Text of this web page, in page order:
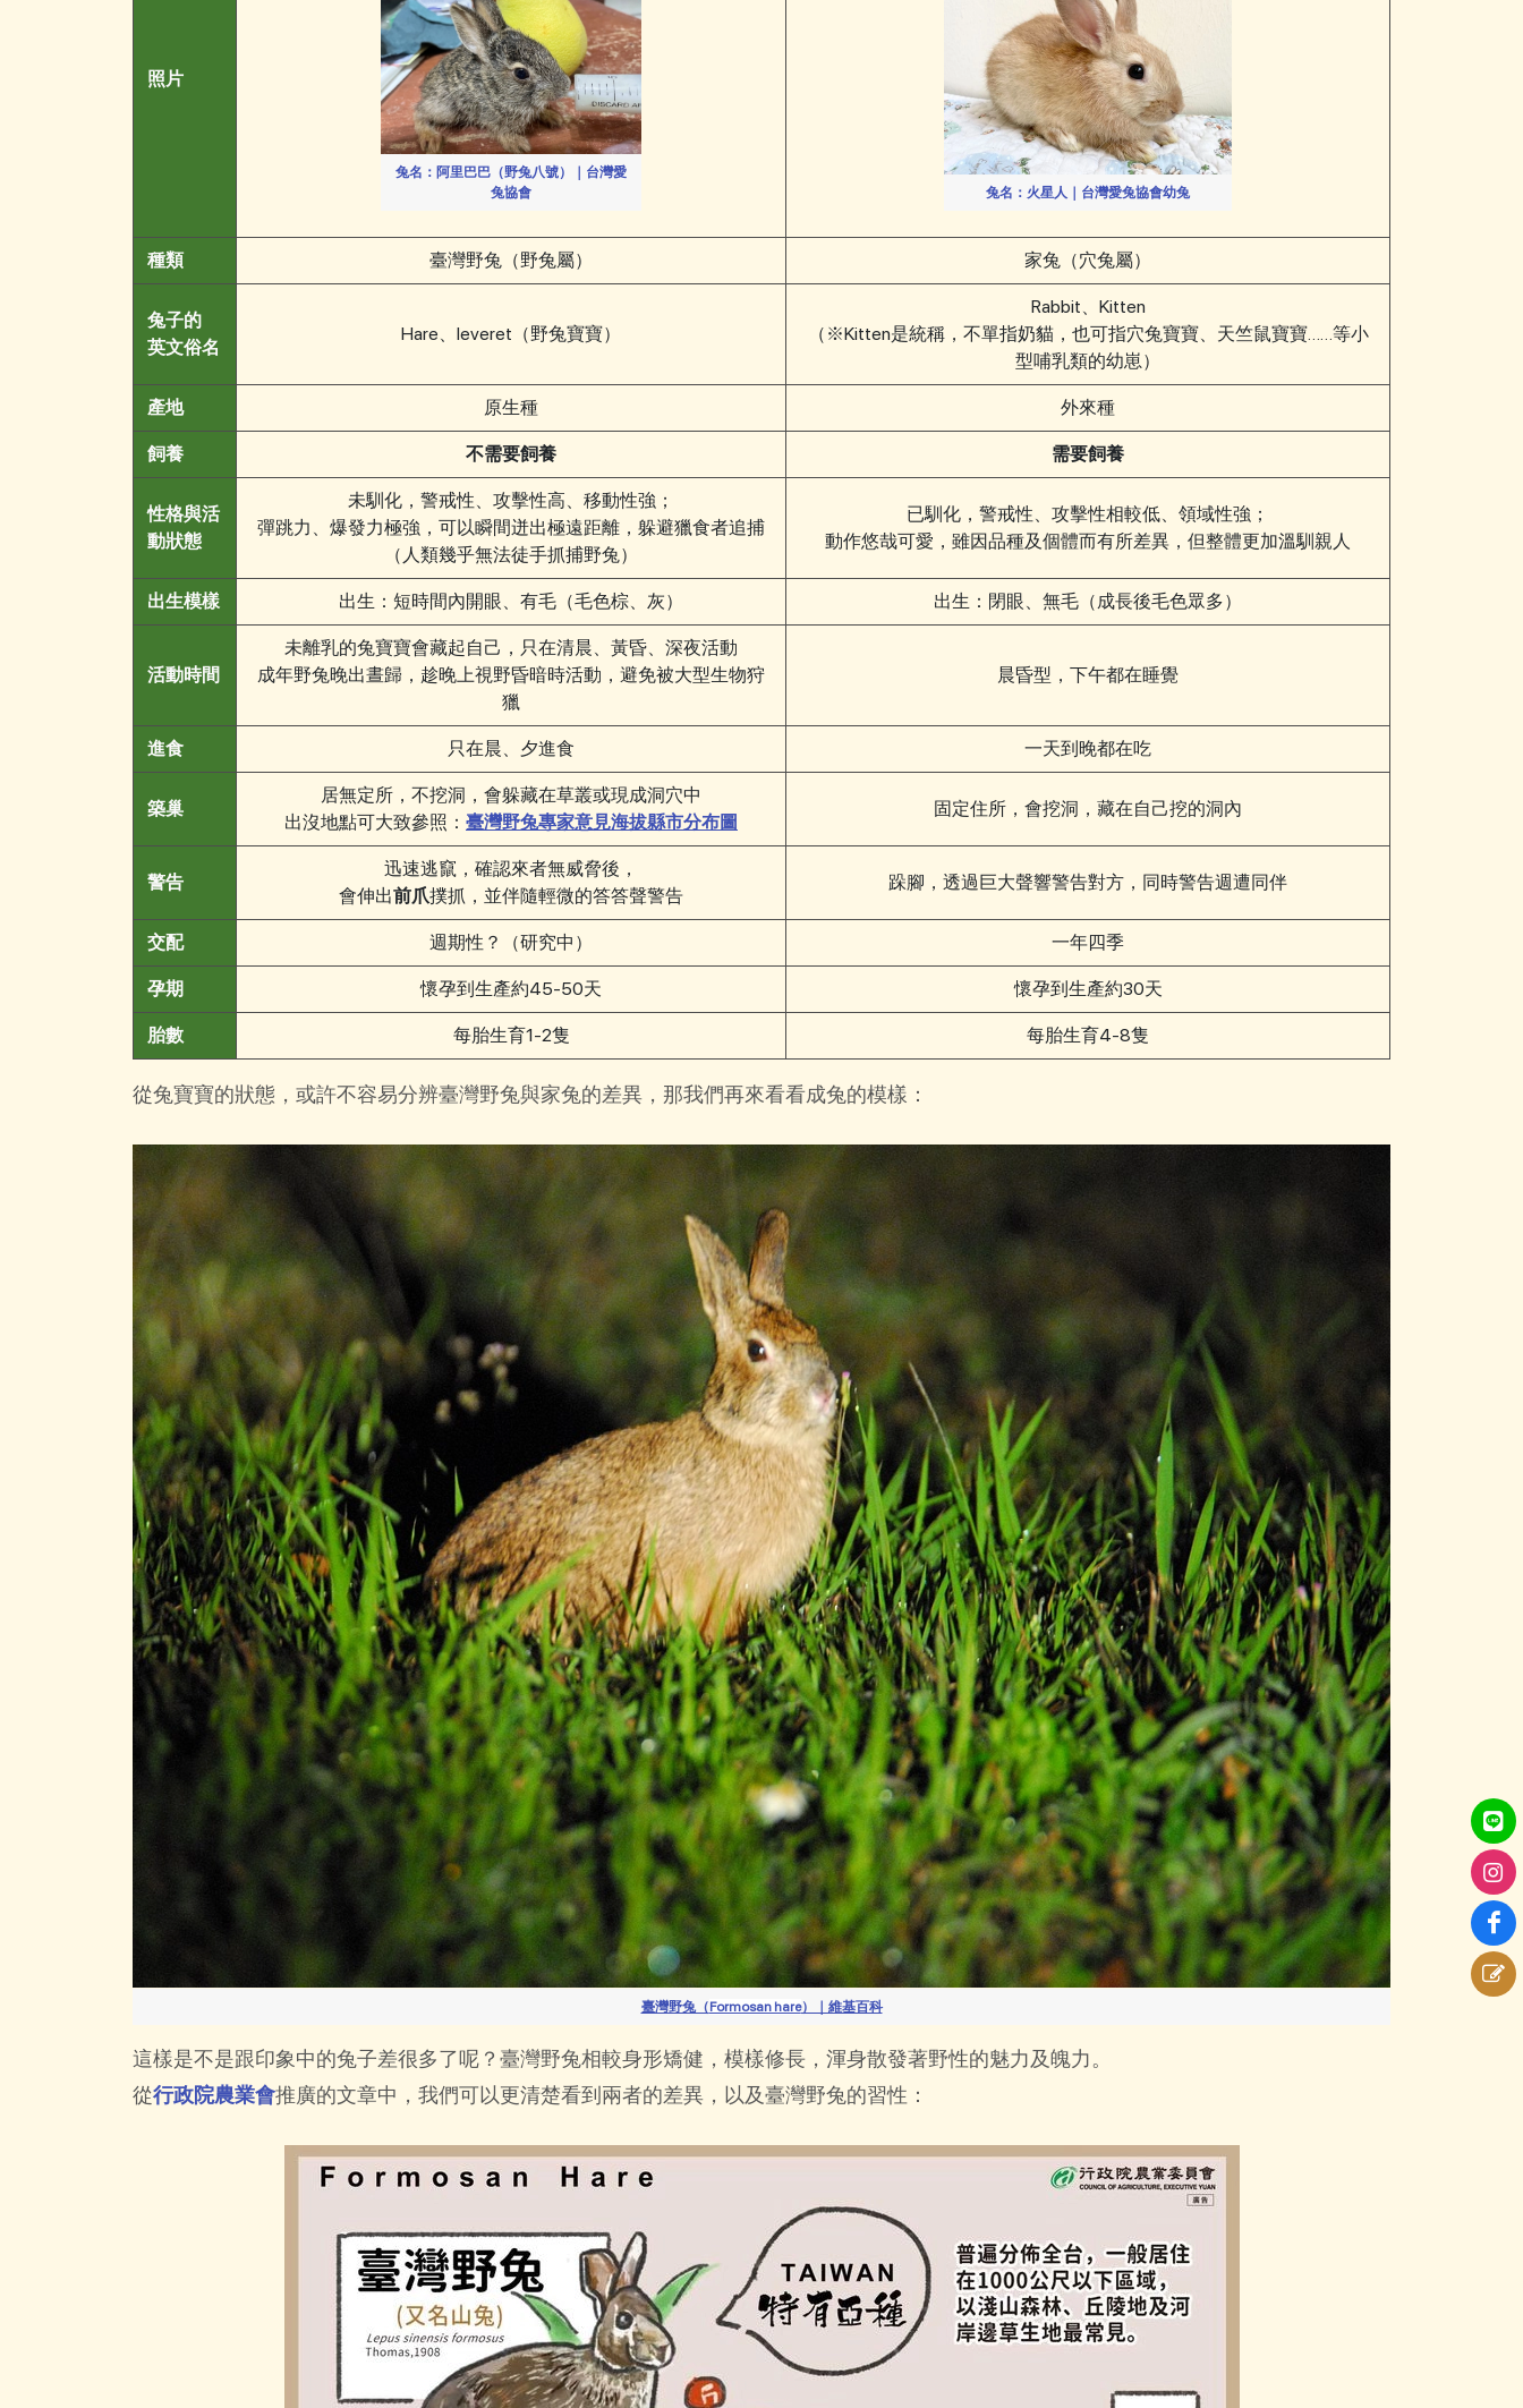
照片
兔名：阿里巴巴（野兔八號）｜台灣愛
兔協會
兔名：火星人｜台灣愛兔協會幼兔
種類 臺灣野兔（野兔屬） 家兔（穴兔屬）
兔子的
英文俗名
Hare、leveret（野兔寶寶）
Rabbit、Kitten
（※Kitten是統稱，不單指奶貓，也可指穴兔寶寶、天竺鼠寶寶……等小
型哺乳類的幼崽）
產地 原生種 外來種
飼養 不需要飼養 需要飼養
性格與活
動狀態
未馴化，警戒性、攻擊性高、移動性強；
彈跳力、爆發力極強，可以瞬間迸出極遠距離，躲避獵食者追捕
（人類幾乎無法徒手抓捕野兔）
已馴化，警戒性、攻擊性相較低、領域性強；
動作悠哉可愛，雖因品種及個體而有所差異，但整體更加溫馴親人
出生模樣 出生：短時間內開眼、有毛（毛色棕、灰） 出生：閉眼、無毛（成長後毛色眾多）
活動時間
未離乳的兔寶寶會藏起自己，只在清晨、黃昏、深夜活動
成年野兔晚出晝歸，趁晚上視野昏暗時活動，避免被大型生物狩
獵
晨昏型，下午都在睡覺
進食 只在晨、夕進食 一天到晚都在吃
築巢
居無定所，不挖洞，會躲藏在草叢或現成洞穴中
出沒地點可大致參照： 臺灣野兔專家意見海拔縣市分布圖
固定住所，會挖洞，藏在自己挖的洞內
警告
迅速逃竄，確認來者無威脅後，
會伸出前爪撲抓，並伴隨輕微的答答聲警告
跺腳，透過巨大聲響警告對方，同時警告週遭同伴
交配 週期性？（研究中） 一年四季
孕期 懷孕到生產約45-50天 懷孕到生產約30天
胎數 每胎生育1-2隻 每胎生育4-8隻
從兔寶寶的狀態，或許不容易分辨臺灣野兔與家兔的差異，那我們再來看看成兔的模樣：
臺灣野兔（Formosan hare）｜維基百科
這樣是不是跟印象中的兔子差很多了呢？臺灣野兔相較身形矯健，模樣修長，渾身散發著野性的魅力及魄力。
從行政院農業會推廣的文章中，我們可以更清楚看到兩者的差異，以及臺灣野兔的習性：